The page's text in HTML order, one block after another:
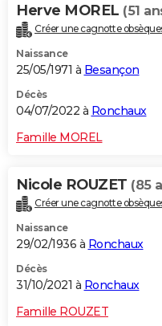
Carte de Noël
Carte Bonne année
Carte Saint-Valentin
Carte Pâques
Carte d'anniversaire
DICTIONNAIRE
Dictionnaire
Biographies
Citations
Expressions
Proverbes
PROGRAMME TV
S'inscrire
Se connecter
Lycées
Collèges
Primaires
Universités
Entreprises
Service militaire
Avis de recherche
AVIS DE DÉCÈS
FORUM
Bricolage
Lifestyle
Culture
Sport
Auto
Television
Voyage
Cinema
Herve MOREL (51
Créer une cagnotte
Naissance
25/05/1971 à Besançon
Décès
04/07/2022 à Ronchaux
Famille MOREL
Nicole ROUZET (85
Créer une cagnotte
Naissance
29/02/1936 à Ronchaux
Décès
31/10/2021 à Ronchaux
Famille ROUZET